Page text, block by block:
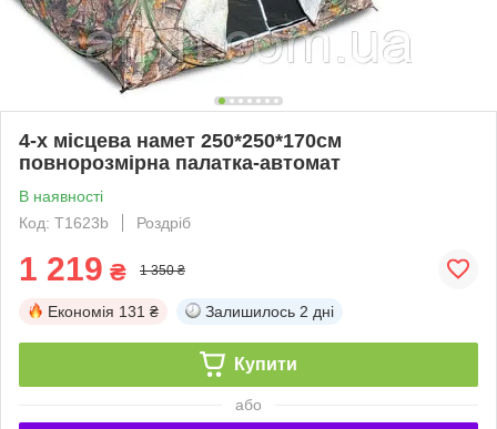
4-х місцева намет 250*250*170cм
повнорозмірна палатка-автомат
В наявності
Код: T1623b
Роздріб
1 219 ₴ 1 350 ₴
Економія 131 ₴ Залишилось 2 дні
Купити
або